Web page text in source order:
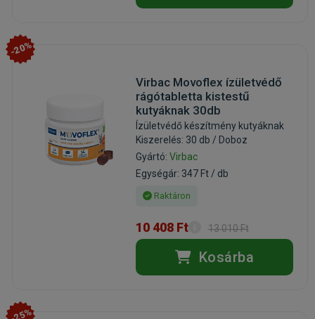
-20%
Virbac Movoflex ízületvédő
rágótabletta kistestű
kutyáknak 30db
Ízületvédő készítmény kutyáknak
Kiszerelés: 30 db / Doboz
Gyártó: Virbac
Egységár: 347 Ft / db
Raktáron
10 408 Ft 13 010 Ft
Kosárba